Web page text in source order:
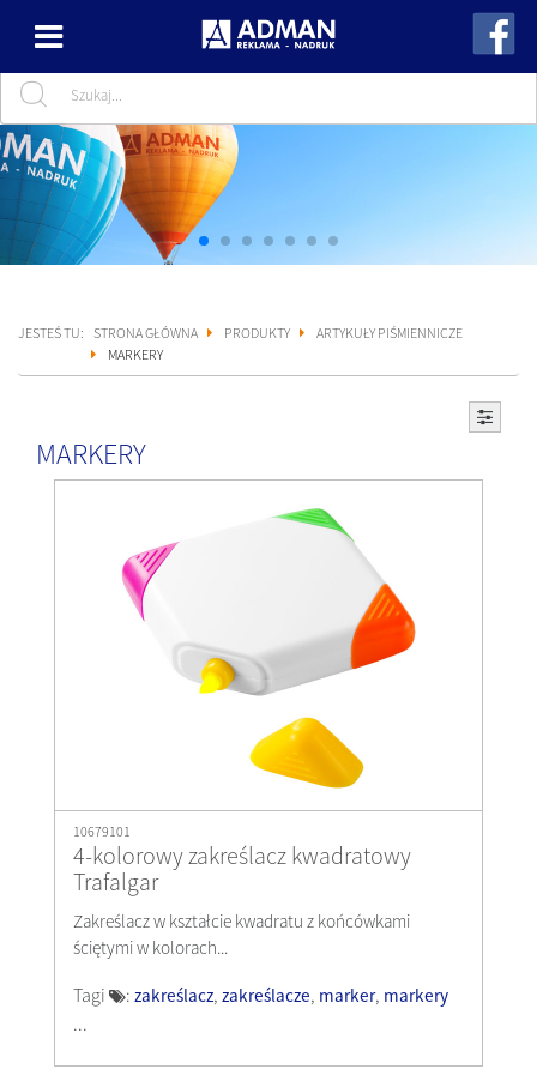
JESTEŚ TU: STRONA GŁÓWNA PRODUKTY
ARTYKUŁY PIŚMIENNICZE
MARKERY
MARKERY
10679101
4-kolorowy zakreślacz kwadratowy
Trafalgar
Zakreślacz w kształcie kwadratu z końcówkami
ściętymi w kolorach...
Tagi : zakreślacz, zakreślacze, marker, markery
...